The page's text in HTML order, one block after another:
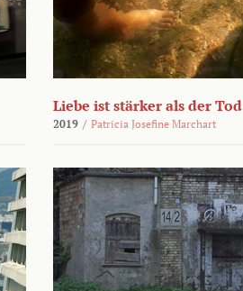
Liebe ist stärker als der Tod
2019 / Patricia Josefine Marchart